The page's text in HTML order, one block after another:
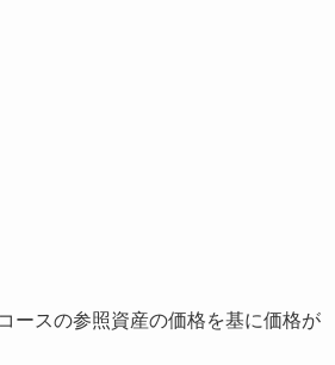
ースの参照資産の価格を基に価格が